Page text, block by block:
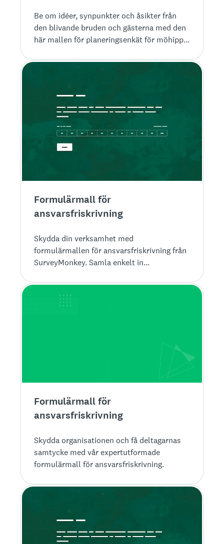
Be om idéer, synpunkter och åsikter från
den blivande bruden och gästerna med den
här mallen för planeringsenkät för möhippa
Formulärmall för
ansvarsfriskrivning
Skydda din verksamhet med
formulärmallen för ansvarsfriskrivning från
SurveyMonkey. Samla enkelt in
efterlevnad av lagstadgade krav.
Formulärmall för
ansvarsfriskrivning
Skydda organisationen och få deltagarnas
samtycke med vår expertutformade
formulärmall för ansvarsfriskrivning.